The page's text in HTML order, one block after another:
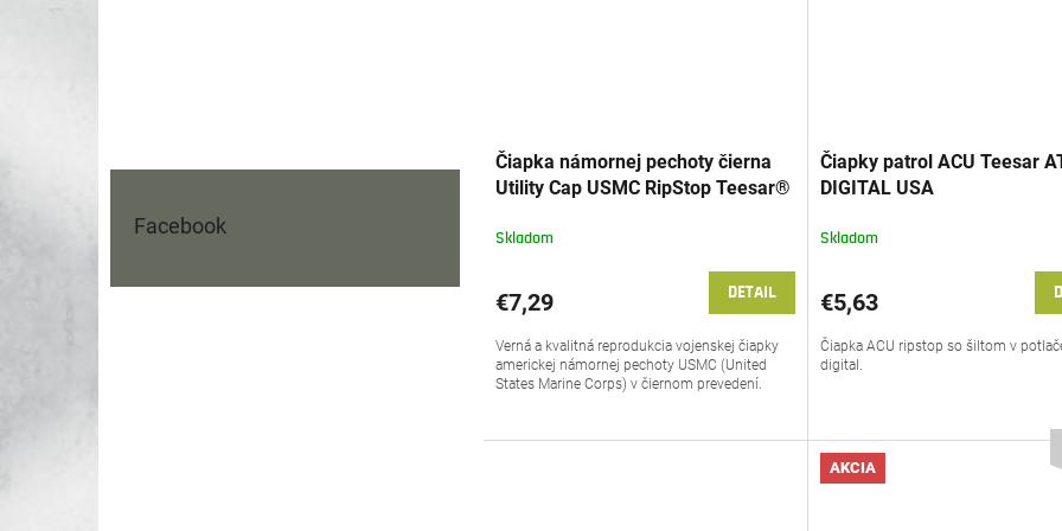
Facebook
Čiapka námornej pechoty čierna
Utility Cap USMC RipStop Teesar®
Skladom
€7,29 DETAIL
Verná a kvalitná reprodukcia vojenskej čiapky
americkej námornej pechoty USMC (United
States Marine Corps) v čiernom prevedení.
Čiapky patrol ACU Teesar
DIGITAL USA
Skladom
€5,63
Čiapka ACU ripstop so šiltom v
digital.
AKCIA